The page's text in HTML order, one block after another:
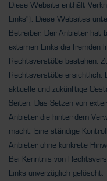
Diese Website enthält
Links"). Diese Websites
Betreiber. Der Anbieter hat
externen Links die fremden
Rechtsverstöße bestehen.
Rechtsverstöße ersichtlich.
aktuelle und zukünftige
Seiten. Das Setzen von
Anbieter die hinter dem
macht. Eine ständige
Anbieter ohne konkrete
Bei Kenntnis von
Links unverzüglich gelöscht.